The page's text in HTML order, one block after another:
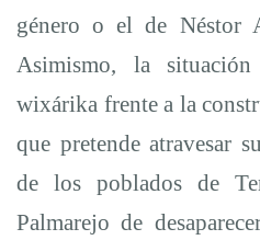
género o el de Néstor
Asimismo, la
wixárika frente a la
que pretende atravesar
de los poblados de
Palmarejo de